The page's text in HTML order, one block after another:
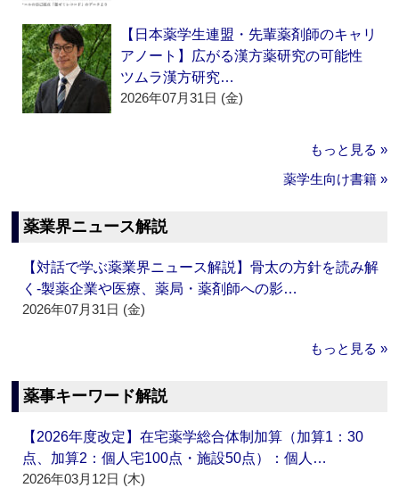
【日本薬学生連盟・先輩薬剤師のキャリ
アノート】広がる漢方薬研究の可能性
ツムラ漢方研究…
2026年07月31日 (金)
もっと見る »
薬学生向け書籍 »
薬業界ニュース解説
【対話で学ぶ薬業界ニュース解説】骨太の方針を読み解
く‐製薬企業や医療、薬局・薬剤師への影…
2026年07月31日 (金)
もっと見る »
薬事キーワード解説
【2026年度改定】在宅薬学総合体制加算（加算1：30
点、加算2：個人宅100点・施設50点）：個人…
2026年03月12日 (木)